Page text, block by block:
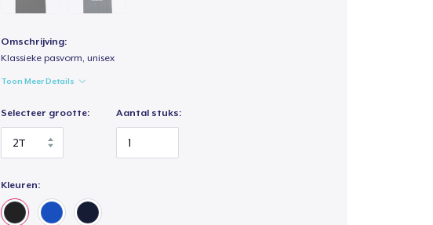
Omschrijving:
Klassieke pasvorm, unisex
Toon Meer Details
Selecteer grootte: Aantal stuks:
Kleuren: